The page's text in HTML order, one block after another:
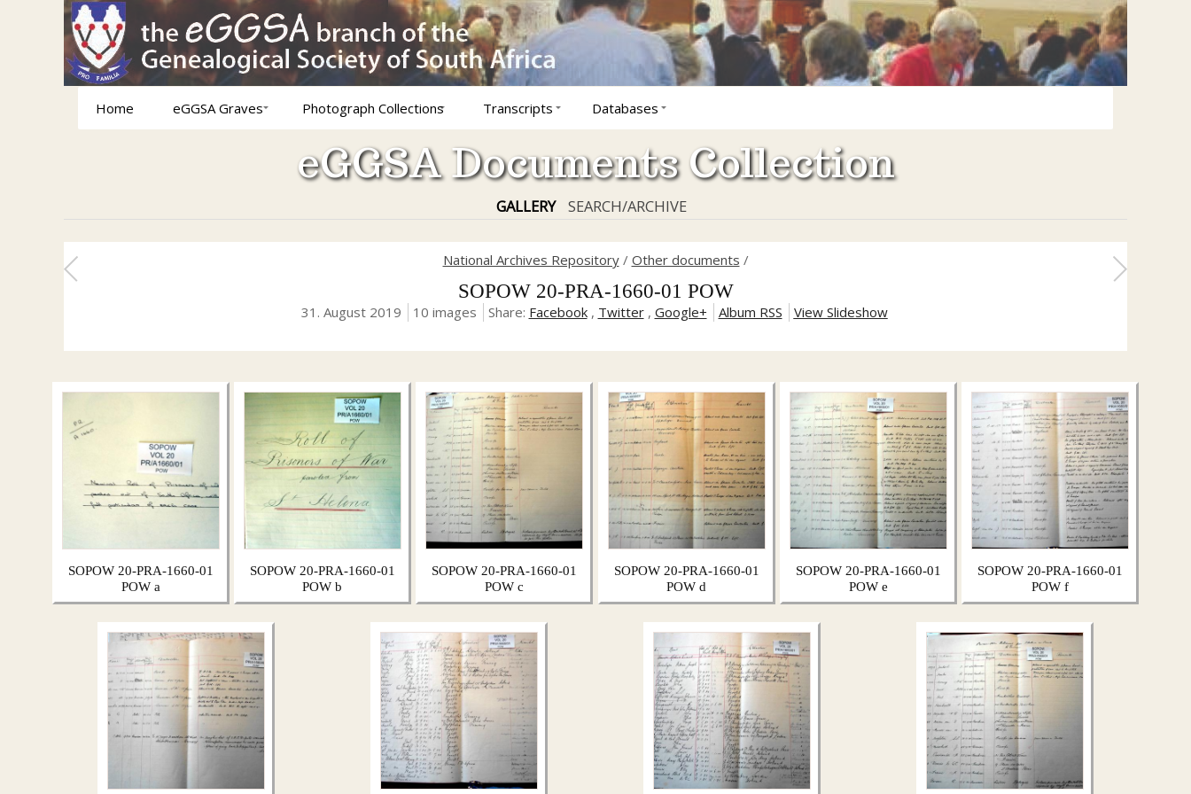
Home eGGSA Graves Photograph Collections Transcripts Databases
eGGSA Documents Collection
GALLERY SEARCH/ARCHIVE
National Archives Repository/ Other documents /
SOPOW 20-PRA-1660-01 POW
31. August 2019 10 images Share: Facebook, Twitter, Google+ Album RSS View Slideshow
SOPOW 20-PRA-1660-01
POW a
SOPOW 20-PRA-1660-01
POW b
SOPOW 20-PRA-1660-01
POW c
SOPOW 20-PRA-1660-01
POW d
SOPOW 20-PRA-1660-01
POW e
SOPOW 20-PRA-1660-01
POW f